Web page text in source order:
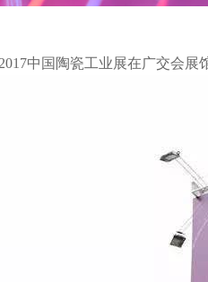
2017中国陶瓷工业展在广交会展